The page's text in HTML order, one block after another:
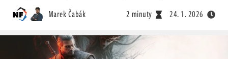
Marek Čabák 2 minuty 24. 1. 2026